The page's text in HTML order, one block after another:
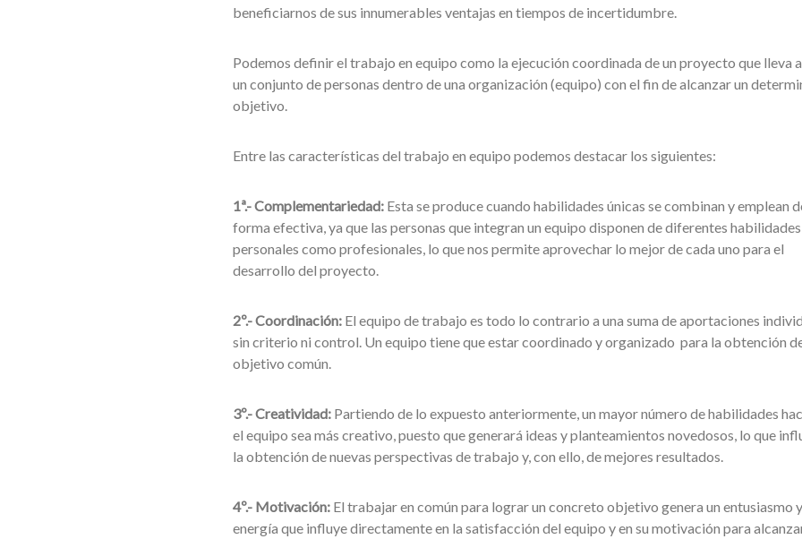
beneficiarnos de sus innumerables ventajas en tiempos de incertidumbre.
Podemos definir el trabajo en equipo como la ejecución coordinada de un proyecto que lleva
un conjunto de personas dentro de una organización (equipo) con el fin de alcanzar un
objetivo.
Entre las características del trabajo en equipo podemos destacar los siguientes:
1ª.- Complementariedad:Esta se produce cuando habilidades únicas se combinan y emplean
forma efectiva, ya que las personas que integran un equipo disponen de diferentes
personales como profesionales, lo que nos permite aprovechar lo mejor de cada uno para el
desarrollo del proyecto.
2º.- Coordinación:El equipo de trabajo es todo lo contrario a una suma de aportaciones
sin criterio ni control. Un equipo tiene que estar coordinado y organizado para la obtención
objetivo común.
3º.- Creatividad:Partiendo de lo expuesto anteriormente, un mayor número de habilidades
el equipo sea más creativo, puesto que generará ideas y planteamientos novedosos, lo que
la obtención de nuevas perspectivas de trabajo y, con ello, de mejores resultados.
4º.- Motivación:El trabajar en común para lograr un concreto objetivo genera un entusiasmo y
energía que influye directamente en la satisfacción del equipo y en su motivación para